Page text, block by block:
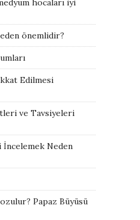
hocaları iyi
önemlidir?
Edilmesi
ve Tavsiyeleri
Neden
Papaz Büyüsü